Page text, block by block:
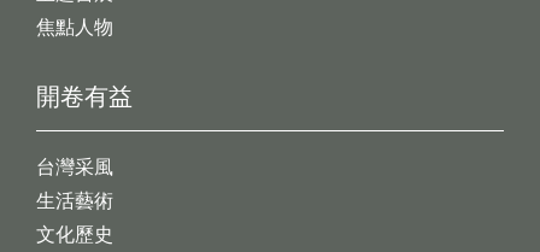
開卷有益
台灣采風
生活藝術
文化歷史
焦點人物